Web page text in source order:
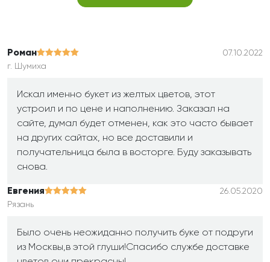
Роман
07.10.2022
г. Шумиха
Искал именно букет из желтых цветов, этот
устроил и по цене и наполнению. Заказал на
сайте, думал будет отменен, как это часто бывает
на других сайтах, но все доставили и
получательница была в восторге. Буду заказывать
снова.
Евгения
26.05.2020
Рязань
Было очень неожиданно получить буке от подруги
из Москвы,в этой глуши!Спасибо службе доставке